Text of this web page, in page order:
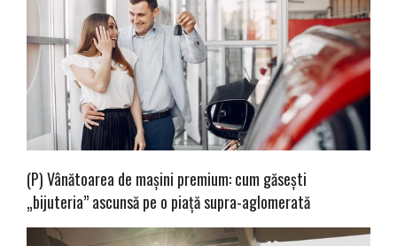
(P) Vânătoarea de mașini premium: cum găsești
„bijuteria” ascunsă pe o piață supra-aglomerată